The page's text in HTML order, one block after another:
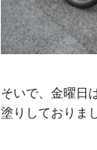
そいで、金曜日
塗りしておりま